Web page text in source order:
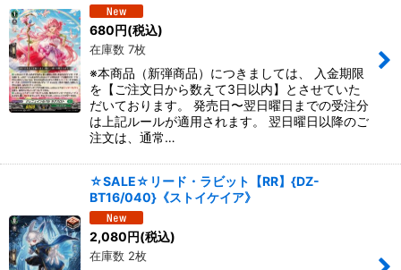
680円(税込)
在庫数 7枚
※本商品（新弾商品）につきましては、 入金期限
を【ご注文日から数えて3日以内】とさせていた
だいております。 発売日〜翌日曜日までの受注分
は上記ルールが適用されます。 翌日曜日以降のご
注文は、通常…
☆SALE☆リード・ラビット【RR】{DZ-
BT16/040}《ストイケイア》
2,080円(税込)
在庫数 2枚